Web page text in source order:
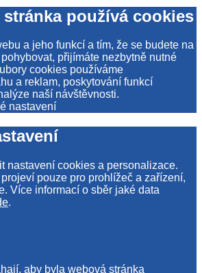
stránka používá cookies
a jeho funkcí a tím, že se budete na
přijímáte nezbytně nutné
cookies používáme
a reklam, poskytování funkcí
naší návštěvnosti.
nastavení
nastavení cookies a personalizace.
pouze pro prohlížeč a zařízení,
Více informací o sběr jaké data
.
aby byla webová stránka